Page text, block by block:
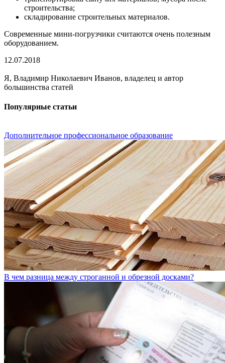
строительства;
складирование строительных материалов.
Современные мини-погрузчики считаются очень полезным
оборудованием.
12.07.2018
Я, Владимир Николаевич Иванов, владелец и автор
большинства статей
Популярные статьи
Дополнительное профессиональное образование
В чем разница между строганной и обрезной досками?